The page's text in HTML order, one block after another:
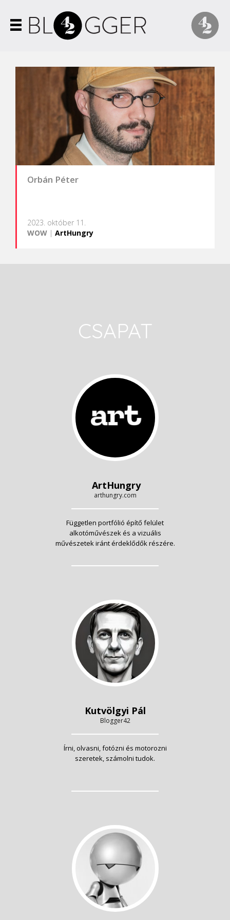
Orbán Péter
2023. október 11.
WOW | ArtHungry
CSAPAT
ArtHungry
arthungry.com
Független portfólió építő felület
alkotóművészek és a vizuális
művészetek iránt érdeklődők részére.
Kutvölgyi Pál
Blogger42
Írni, olvasni, fotózni és motorozni
szeretek, számolni tudok.